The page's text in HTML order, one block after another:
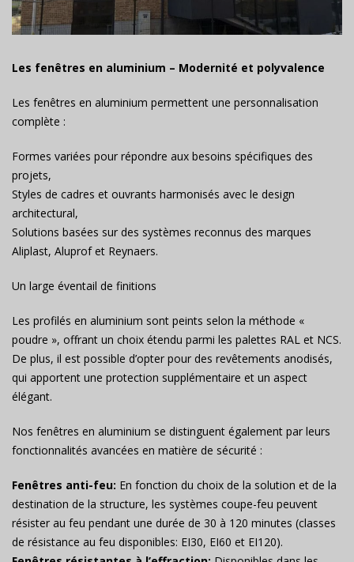
Les fenêtres en aluminium – Modernité et polyvalence
Les fenêtres en aluminium permettent une personnalisation
complète :
Formes variées pour répondre aux besoins spécifiques des
projets,
Styles de cadres et ouvrants harmonisés avec le design
architectural,
Solutions basées sur des systèmes reconnus des marques
Aliplast, Aluprof et Reynaers.
Un large éventail de finitions
Les profilés en aluminium sont peints selon la méthode «
poudre », offrant un choix étendu parmi les palettes RAL et NCS.
De plus, il est possible d’opter pour des revêtements anodisés,
qui apportent une protection supplémentaire et un aspect
élégant.
Nos fenêtres en aluminium se distinguent également par leurs
fonctionnalités avancées en matière de sécurité :
Fenêtres anti-feu: En fonction du choix de la solution et de la
destination de la structure, les systèmes coupe-feu peuvent
résister au feu pendant une durée de 30 à 120 minutes (classes
de résistance au feu disponibles: EI30, EI60 et EI120).